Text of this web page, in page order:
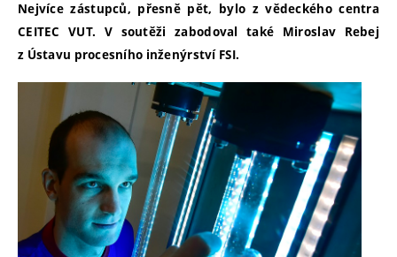
Nejvíce zástupců, přesně pět, bylo z vědeckého centra
CEITEC VUT. V soutěži zabodoval také Miroslav Rebej
z Ústavu procesního inženýrství FSI.